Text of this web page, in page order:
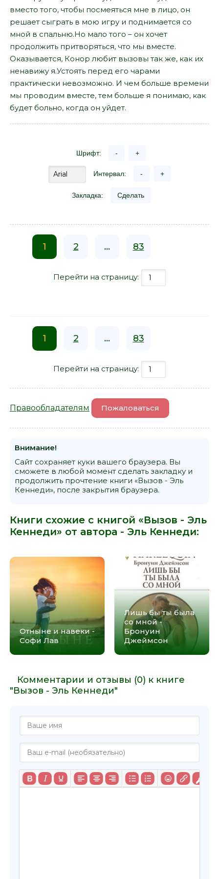
вместо того, чтобы посмеяться мне в лицо, он
решает сыграть в мою игру и поднимается со
мной в спальню.Но мало того – он хочет
продолжить притворяться, что мы вместе.
Оказывается, Конор любит вызовы так же, как их
ненавижу я.Устоять перед его чарами
практически невозможно. И чем больше времени
мы проводим вместе, тем больше я понимаю, как
будет больно, когда он уйдет.
Шрифт: - +
Интервал: - +
Закладка: Сделать
1 2 ... 83
Перейти на страницу:
1 2 ... 83
Перейти на страницу:
Правообладателям Пожаловаться
Внимание!
Сайт сохраняет куки вашего браузера. Вы
сможете в любой момент сделать закладку и
продолжить прочтение книги «Вызов - Эль
Кеннеди», после закрытия браузера.
Книги схожие с книгой «Вызов - Эль
Кеннеди» от автора - Эль Кеннеди:
Отныне и навеки -
Софи Лав
Лишь бы ты была
со мной -
Бронуин
Джеймсон
Комментарии и отзывы (0) к книге
"Вызов - Эль Кеннеди"